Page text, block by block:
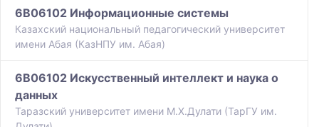
6B06102 Информационные системы
Казахский национальный педагогический университет
имени Абая (КазНПУ им. Абая)
6B06102 Искусственный интеллект и наука о
данных
Таразский университет имени М.Х.Дулати (ТарГУ им.